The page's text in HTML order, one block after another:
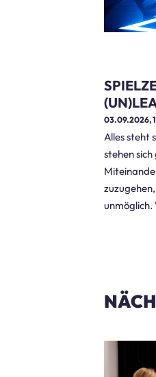
03.09.2026,
Alles steht
stehen
unmöglich.